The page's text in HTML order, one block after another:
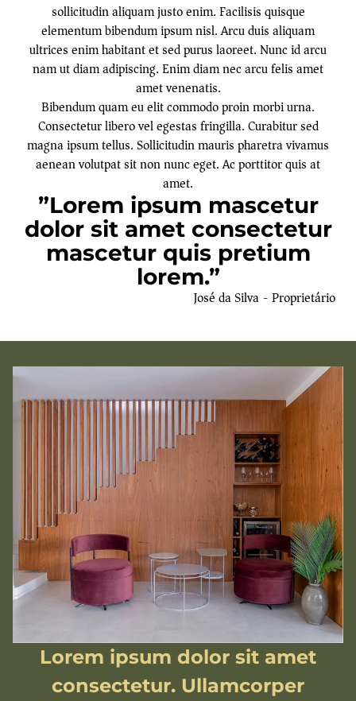
sollicitudin aliquam justo enim. Facilisis quisque
elementum bibendum ipsum nisl. Arcu duis aliquam
ultrices enim habitant et sed purus laoreet. Nunc id arcu
nam ut diam adipiscing. Enim diam nec arcu felis amet
amet venenatis.
Bibendum quam eu elit commodo proin morbi urna.
Consectetur libero vel egestas fringilla. Curabitur sed
magna ipsum tellus. Sollicitudin mauris pharetra vivamus
aenean volutpat sit non nunc eget. Ac porttitor quis at
amet.
”Lorem ipsum mascetur
dolor sit amet consectetur
mascetur quis pretium
lorem.”
José da Silva - Proprietário
Lorem ipsum dolor sit amet
consectetur. Ullamcorper